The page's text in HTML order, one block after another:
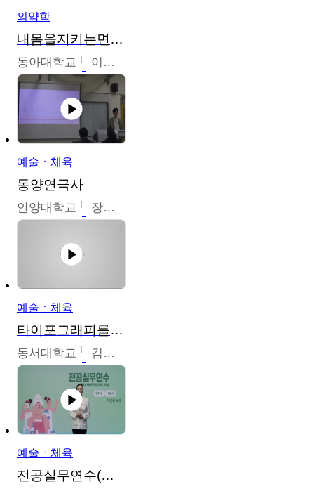
의약학
내몸을지키는면역반응과감염병치료약
동아대학교 이상민
예술ㆍ체육
동양연극사
안양대학교 장영수
예술ㆍ체육
타이포그래피를 배워봅시다.
동서대학교 김경원
예술ㆍ체육
전공실무연수(헤어,메이크업,피부,네일)